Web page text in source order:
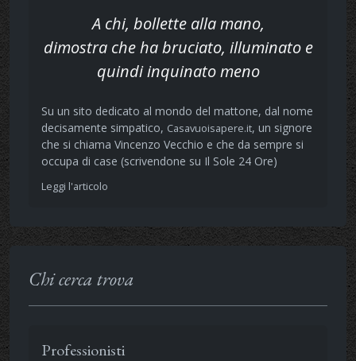
A chi, bollette alla mano,
dimostra che ha bruciato, illuminato e
quindi inquinato meno
Su un sito dedicato al mondo del mattone, dal nome
decisamente simpatico, Casavuoisapere.it, un signore
che si chiama Vincenzo Vecchio e che da sempre si
occupa di case (scrivendone su Il Sole 24 Ore)
Leggi l'articolo
Chi cerca trova
Professionisti